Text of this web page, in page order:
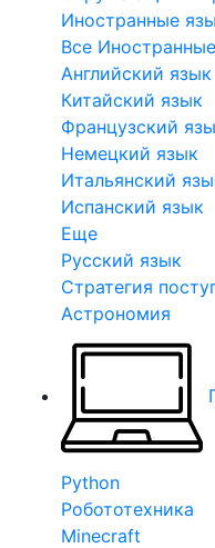
Иностранные
Все
Английский язык
Китайский язык
Французский
Немецкий язык
Итальянский
Испанский язык
Еще
Русский язык
Стратегия
Астрономия
Python
Робототехника
Minecraft